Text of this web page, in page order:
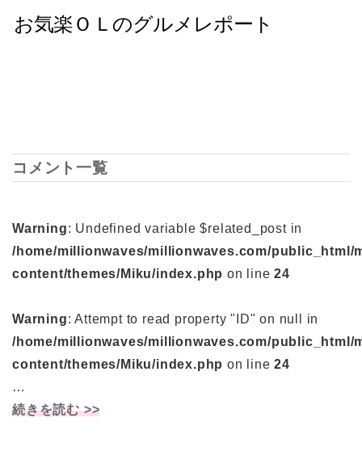
コメント一覧
Warning: Undefined variable $related_post in
/home/millionwaves/millionwaves.com/public_html/
content/themes/Miku/index.php on line24
Warning: Attempt to read property "ID" on null in
/home/millionwaves/millionwaves.com/public_html/
content/themes/Miku/index.php on line24
…
続きを読む >>